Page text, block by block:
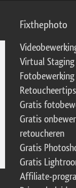
Fixthephoto
Virtual Staging
Retoucheertips
Gratis
Gratis
retoucheren
Gratis
Gratis
Affiliate-